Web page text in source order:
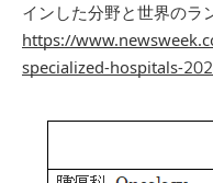
インした分野と世界のラ
https://
specialized-hospitals-